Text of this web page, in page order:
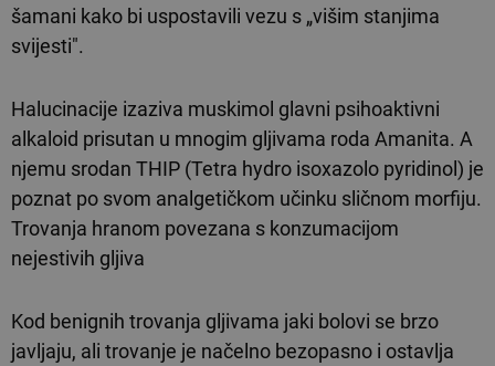
šamani kako bi uspostavili vezu s „višim stanjima
svijesti".
Halucinacije izaziva muskimol glavni psihoaktivni
alkaloid prisutan u mnogim gljivama roda Amanita. A
njemu srodan THIP (Tetra hydro isoxazolo pyridinol) je
poznat po svom analgetičkom učinku sličnom morfiju.
Trovanja hranom povezana s konzumacijom
nejestivih gljiva
Kod benignih trovanja gljivama jaki bolovi se brzo
javljaju, ali trovanje je načelno bezopasno i ostavlja